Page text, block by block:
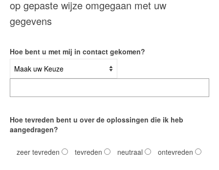
Gemeenten
Onafhankelijke cliëntondersteuning
Ouder van een zorgintensief kind
Contact mantelzorgmakelaarspraktijk Regio
Breda – Prinsenbeek – Etten Leur – Roosendaal –
op gepaste wijze omgegaan met uw
gegevens
Hoe bent u met mij in contact gekomen?
Hoe tevreden bent u over de oplossingen die ik heb
aangedragen?
zeer tevreden tevreden neutraal ontevreden